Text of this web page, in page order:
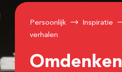
Persoonlijk Inspiratie
verhalen
Omdenken